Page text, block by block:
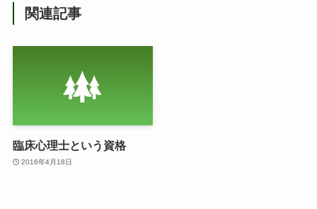
関連記事
臨床心理士という資格
2016年4月18日